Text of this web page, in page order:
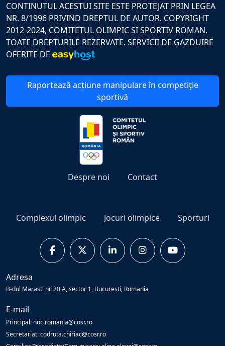
CONTINUTUL ACESTUI SITE ESTE PROTEJAT PRIN LEGEA
NR. 8/1996 PRIVIND DREPTUL DE AUTOR. COPYRIGHT
2012-2024, COMITETUL OLIMPIC SI SPORTIV ROMAN.
TOATE DREPTURILE REZERVATE. SERVICII DE GAZDUIRE
OFERITE DE
Raportează acțiune manipulare în competiție
sportivă
Despre noi Contact
Complexul olimpic Jocuri olimpice Sporturi
Adresa
B-dul Marasti nr. 20 A, sector 1, Bucuresti, Romania
E-mail
Principal: noc.romania@cosr.ro
Secretariat: codruta.chiriac@cosr.ro